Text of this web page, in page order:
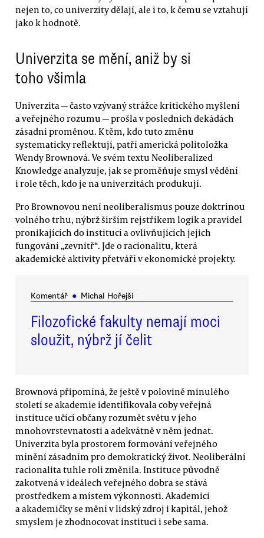
nejen to, co univerzity dělají, ale i to, k čemu se vztahují
jako k hodnotě.
Univerzita se mění, aniž by si
toho všimla
Univerzita — často vzývaný strážce kritického myšlení
a veřejného rozumu — prošla v posledních dekádách
zásadní proměnou. K těm, kdo tuto změnu
systematicky reflektují, patří americká politoložka
Wendy Brownová. Ve svém textu Neoliberalized
Knowledge analyzuje, jak se proměňuje smysl vědění
i role těch, kdo je na univerzitách produkují.
Pro Brownovou není neoliberalismus pouze doktrínou
volného trhu, nýbrž širším rejstříkem logik a pravidel
pronikajících do institucí a ovlivňujících jejich
fungování „zevnitř“. Jde o racionalitu, která
akademické aktivity přetváří v ekonomické projekty.
Komentář ● Michal Hořejší
Filozofické fakulty nemají moci
sloužit, nýbrž jí čelit
Brownová připomíná, že ještě v polovině minulého
století se akademie identifikovala coby veřejná
instituce učící občany rozumět světu v jeho
mnohovrstevnatosti a adekvátně v něm jednat.
Univerzita byla prostorem formování veřejného
mínění zásadním pro demokratický život. Neoliberální
racionalita tuhle roli změnila. Instituce původně
zakotvená v ideálech veřejného dobra se stává
prostředkem a místem výkonnosti. Akademici
a akademičky se mění v lidský zdroj i kapitál, jehož
smyslem je zhodnocovat instituci i sebe sama.